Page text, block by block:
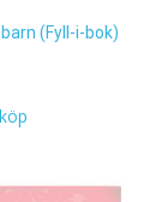
(Fyll-i-bok)